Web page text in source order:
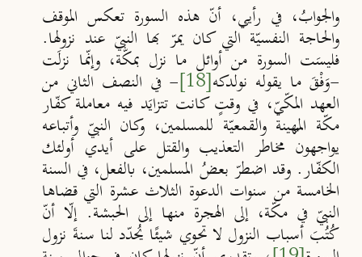
والجوابُ، في رأيي، أنّ هذه السورة تعكس الموقف
والحاجة النفسيّة التي كان يمرّ بها النبيّ عند نزولها.
فليسَت السورة من أوائل ما نزل بمكّة، وإنّما نزلَت
-وَفْقَ ما يقوله نولدكه[18]
- في النصف الثاني من
العهد المكّيّ، في وقتٍ كانت تتزايَد فيه معاملة كفّار
مكّة المُهينة والقمعيّة للمسلمين، وكان النبيّ وأتباعه
يواجهون مخاطر التعذيب والقتل على أيدي أولئك
الكفّار. وقد اضطرّ بعضُ المسلمين، بالفعل، في السنة
الخامسة من سنوات الدعوة الثلاث عشرة التي قضاها
النبيّ في مكّة، إلى الهجرة منها إلى الحبشة. إلّا أنّ
كُتُبَ أسباب النزول لا تحوي شيئًا يُحدّد لنا سنةَ نزول